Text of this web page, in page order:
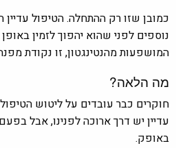
כמובן שזו רק ההתחלה. הטיפול עדיין
נוספים לפני שהוא יהפוך לזמין
המושפעות מהנטינגטון, זו נקודת מפנה.
מה הלאה?
חוקרים כבר עובדים על ליטוש הטיפול
עדיין יש דרך ארוכה לפנינו, אבל
באופק.